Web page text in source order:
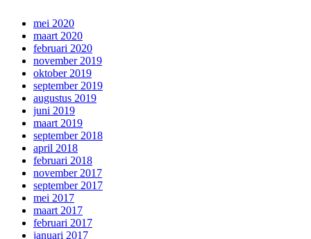
mei 2020
maart 2020
februari 2020
november 2019
oktober 2019
september 2019
augustus 2019
juni 2019
maart 2019
september 2018
april 2018
februari 2018
november 2017
september 2017
mei 2017
maart 2017
februari 2017
januari 2017